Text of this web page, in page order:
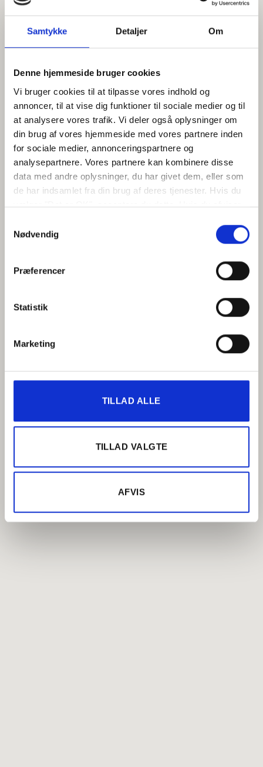
Samtykke Detaljer Om
Denne hjemmeside bruger cookies
Vi bruger cookies til at tilpasse vores indhold og
annoncer, til at vise dig funktioner til sociale medier og til
at analysere vores trafik. Vi deler også oplysninger om
din brug af vores hjemmeside med vores partnere inden
for sociale medier, annonceringspartnere og
analysepartnere. Vores partnere kan kombinere disse
data med andre oplysninger, du har givet dem, eller som
de har indsamlet fra din brug af deres tjenester. Hvis du
vælger "Det er OK", acceptere du dette. Hvis du afviser
"indstil præferencer" for at administrere dine
Nødvendig
Præferencer
Statistik
Marketing
TILLAD ALLE
TILLAD VALGTE
AFVIS